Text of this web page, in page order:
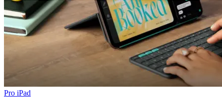
Pro iPad